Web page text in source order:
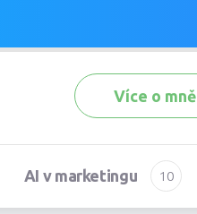
Více o mně
AI v marketingu